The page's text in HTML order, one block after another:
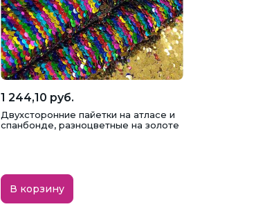
1 244,10 руб.
Двухсторонние пайетки на атласе и
спанбонде, разноцветные на золоте
В корзину